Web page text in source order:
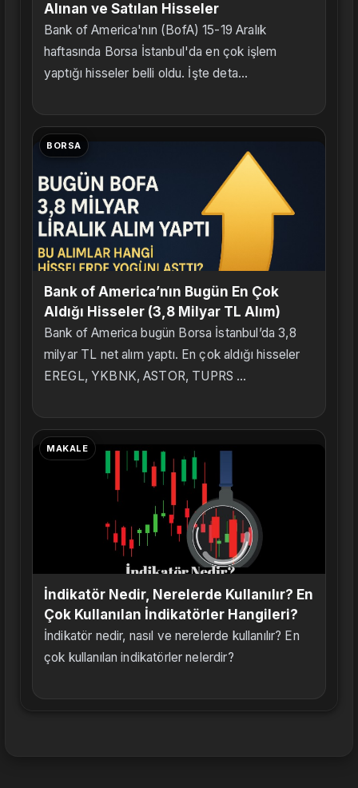
Alınan ve Satılan Hisseler
Bank of America'nın (BofA) 15-19 Aralık
haftasında Borsa İstanbul'da en çok işlem
yaptığı hisseler belli oldu. İşte deta...
BORSA
Bank of America’nın Bugün En Çok
Aldığı Hisseler (3,8 Milyar TL Alım)
Bank of America bugün Borsa İstanbul’da 3,8
milyar TL net alım yaptı. En çok aldığı hisseler
EREGL, YKBNK, ASTOR, TUPRS ...
MAKALE
İndikatör Nedir, Nerelerde Kullanılır? En
Çok Kullanılan İndikatörler Hangileri?
İndikatör nedir, nasıl ve nerelerde kullanılır? En
çok kullanılan indikatörler nelerdir?